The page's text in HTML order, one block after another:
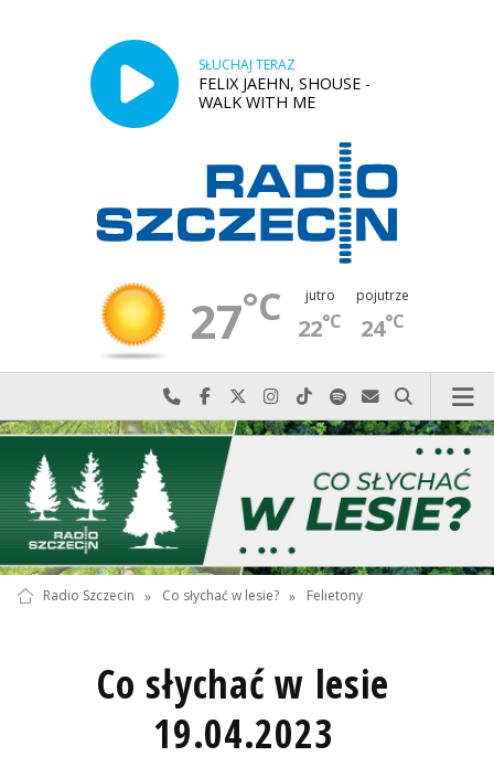
SŁUCHAJ TERAZ
FELIX JAEHN, SHOUSE -
WALK WITH ME
27°C jutro
22°C
pojutrze
24°C
Najlepiej po prostu do nas zadzwoń
Odwiedź nas na Facebook-u
Odwiedź nas na X
Odwiedź nas na Instagram-ie
Odwiedź nas na TikTok-u
Szukaj nas na Spotify
Wyślij do nas
Szukaj
Radio Szczecin » Co słychać w lesie? » Felietony
Co słychać w lesie
19.04.2023